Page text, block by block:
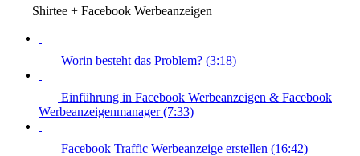
Shirtee + Facebook Werbeanzeigen
Worin besteht das Problem? (3:18)
Einführung in Facebook Werbeanzeigen & Facebook
Werbeanzeigenmanager (7:33)
Facebook Traffic Werbeanzeige erstellen (16:42)